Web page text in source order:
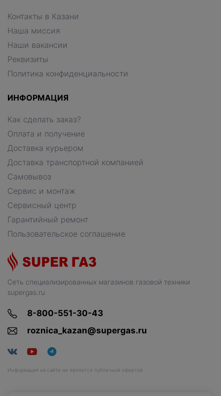
Сеть специализированных магазинов газовой техники
supergas.ru
8-800-551-30-43
roznica_kazan@supergas.ru
Информация на сайте не является публичной офертой
Контакты в Казани
Наша миссия
Наши вакансии
Реквизиты
Политика конфиденциальности
ИНФОРМАЦИЯ
Как сделать заказ?
Оплата и получение
Доставка курьером
Доставка транспортной компанией
Самовывоз
Сервис и монтаж
Сервисный центр
Гарантийный ремонт
Пользовательское соглашение